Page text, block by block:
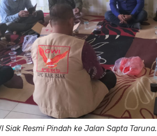
Siak Resmi Pindah ke Jalan Sapta Taruna.